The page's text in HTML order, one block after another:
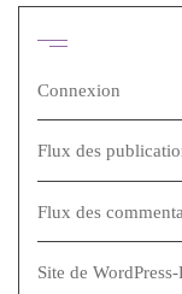
Connexion
Flux des
Flux des
Site de WordPress-